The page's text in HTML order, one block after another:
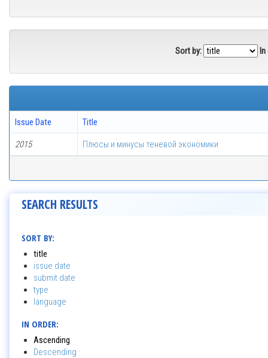
Sort by: In
Issue Date Title
2015 Плюсы и минусы теневой экономики
SEARCH RESULTS
SORT BY:
title
issue date
submit date
type
language
IN ORDER:
Ascending
Descending